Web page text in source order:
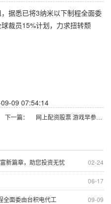
据悉已将3纳米以下制程全面委
裁员15%计划，力求扭转颓
09 07:54:14
下一篇： 网上配资股票 游戏早参丨《黑神话：悟空》陷著作权争议；网易《七日世界》将开启移动端删档测试
02-24
新篇章，助您投资无忧
06-17
09-09
全面委由台积电代工